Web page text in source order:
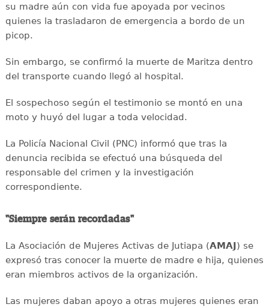
su madre aún con vida fue apoyada por vecinos
quienes la trasladaron de emergencia a bordo de un
picop.
Sin embargo, se confirmó la muerte de Maritza dentro
del transporte cuando llegó al hospital.
El sospechoso según el testimonio se montó en una
moto y huyó del lugar a toda velocidad.
La Policía Nacional Civil (PNC) informó que tras la
denuncia recibida se efectuó una búsqueda del
responsable del crimen y la investigación
correspondiente.
"Siempre serán recordadas"
La Asociación de Mujeres Activas de Jutiapa (AMAJ) se
expresó tras conocer la muerte de madre e hija, quienes
eran miembros activos de la organización.
Las mujeres daban apoyo a otras mujeres quienes eran